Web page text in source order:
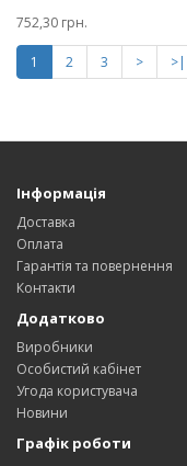
752,30 грн.
1 2 3 >
>|
Інформація
Доставка
Оплата
Гарантія та повернення
Контакти
Додатково
Виробники
Особистий кабінет
Угода користувача
Новини
Графік роботи